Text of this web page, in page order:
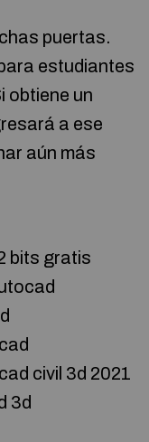
puertas.
estudiantes
obtiene un
a ese
aún más
bits gratis
civil 3d 2021
3d